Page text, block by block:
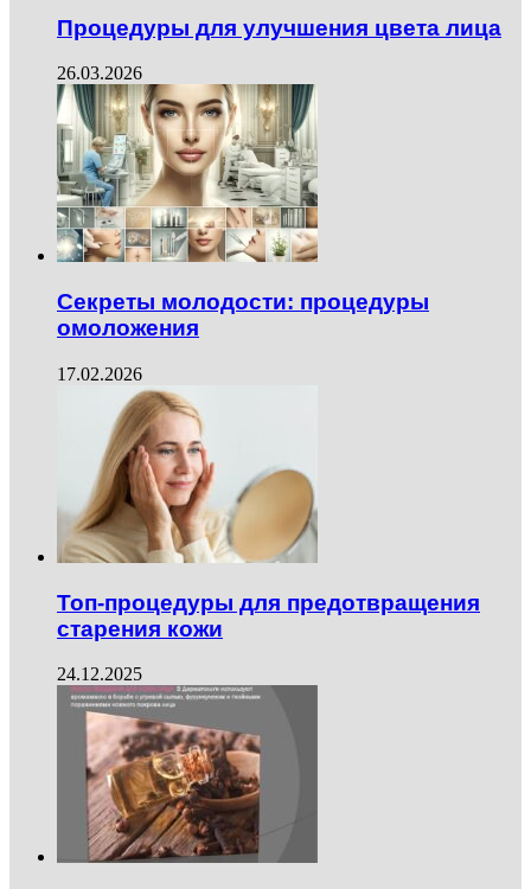
Процедуры для улучшения цвета лица
26.03.2026
Секреты молодости: процедуры
омоложения
17.02.2026
Топ-процедуры для предотвращения
старения кожи
24.12.2025